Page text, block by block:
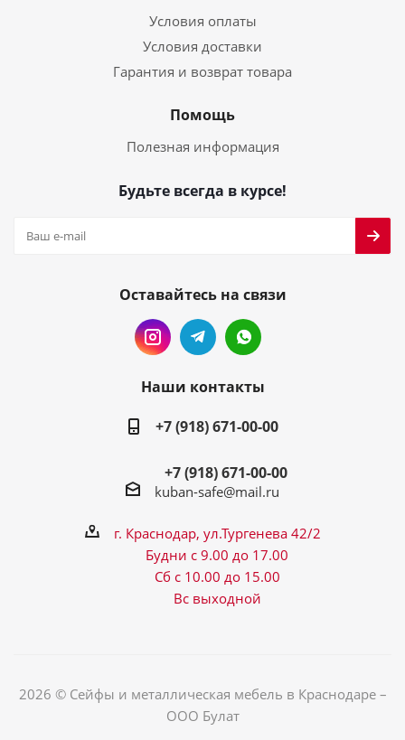
Условия оплаты
Условия доставки
Гарантия и возврат товара
Помощь
Полезная информация
Будьте всегда в курсе!
Оставайтесь на связи
Наши контакты
+7 (918) 671-00-00
+7 (918) 671-00-00
kuban-safe@mail.ru
г. Краснодар, ул.Тургенева 42/2
Будни с 9.00 до 17.00
Сб с 10.00 до 15.00
Вс выходной
2026 © Сейфы и металлическая мебель в Краснодаре –
ООО Булат